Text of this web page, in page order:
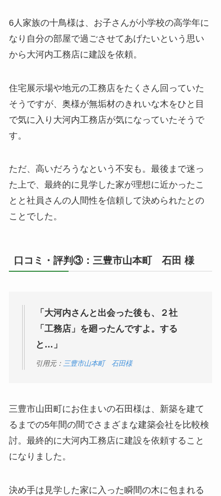
6人家族の十鳥様は、お子さんが小学校の高学年に
なり自分の部屋で過ごさせてあげたいという思い
から大河内工務店に建設を依頼。
住宅展示場や地元の工務店をたくさん回っていた
そうですが、奥様が無垢材のきれいな木をひと目
で気に入り大河内工務店が気になっていたそうで
す。
ただ、高いだろうなという不安も。最後まで迷っ
た上で、最終的に見学した家が理想に近かったこ
とと社員さんの人間性を信頼して決められたとの
ことでした。
口コミ・評判③：三豊市山本町 石田 様
「大河内さんと出会った後も、２社
「工務店」を廻ったんですよ。する
と…」
引用元： 三豊市山本町 石田様
三豊市山田町にお住まいの石田様は、新築を建て
るまでの5年間の間でさまざまな建築会社を比較検
討。最終的に大河内工務店に建設を依頼すること
になりました。
決め手は見学した家に入った瞬間の木に包まれる